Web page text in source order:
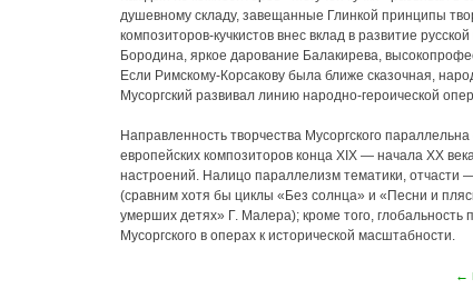
душевному складу, завещанные Глинкой принципы
композиторов-кучкистов внес вклад в развитие
Бородина, яркое дарование Балакирева,
Если Римскому-Корсакову была ближе сказочная,
Мусоргский развивал линию народно-героической
Направленность творчества Мусоргского
европейских композиторов конца XIX — начала XX
настроений. Налицо параллелизм тематики, отчасти
(сравним хотя бы циклы «Без солнца» и «Песни и
умерших детях» Г. Малера); кроме того,
Мусоргского в операх к исторической масштабности.
←